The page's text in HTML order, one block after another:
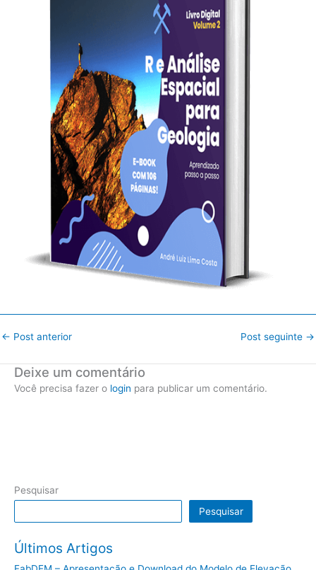
← Post anterior Post seguinte →
Deixe um comentário
Você precisa fazer o login para publicar um comentário.
Pesquisar
Pesquisar
Últimos Artigos